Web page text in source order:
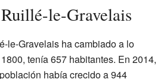
le-Gravelais
le-Gravelais ha cambiado a lo
tenía 657 habitantes. En 2014,
había crecido a 944